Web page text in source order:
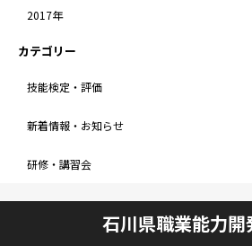
2017年
カテゴリー
技能検定・評価
新着情報・お知らせ
研修・講習会
石川県職業能力開